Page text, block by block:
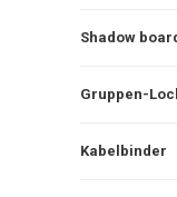
Shadow
Gruppen-
Kabelbinder